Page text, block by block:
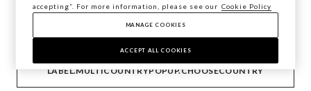
Copyright © Ovs S.p.A. P.Iva 04240010274 - Cap. Soc.
290.923.470 -2.4.0
CONFIRMĂ
LABEL.MULTICOUNTRYPOPUP.CHOOSECOUNTRY
footer.item.country România
accepting”. For more information, please see our Cookie Policy
MANAGE COOKIES
ACCEPT ALL COOKIES